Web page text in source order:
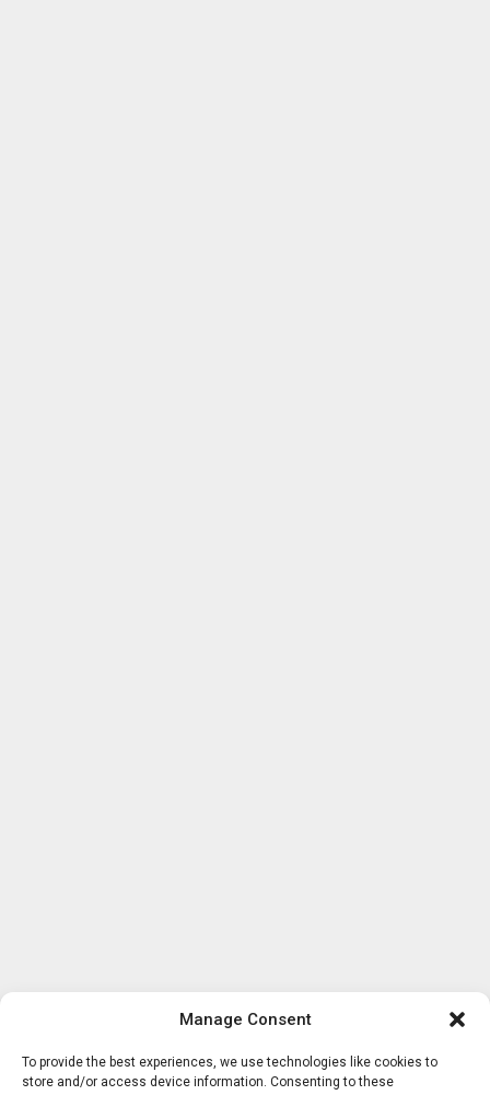
Manage Consent
To provide the best experiences, we use technologies like cookies to
store and/or access device information. Consenting to these